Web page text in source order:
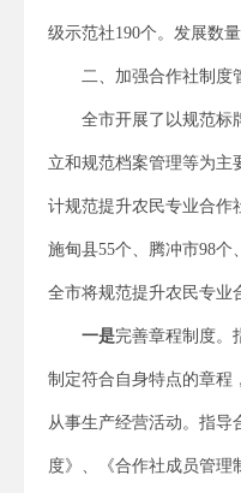
级示范社190个。发展数
二、加强合作社制度
全市开展了以规范标
立和规范档案管理等为主
计规范提升农民专业合作
施甸县55个、腾冲市98个
全市将规范提升农民专业
一是完善章程制度。
制定符合自身特点的章程
从事生产经营活动。指导
度》、《合作社成员管理